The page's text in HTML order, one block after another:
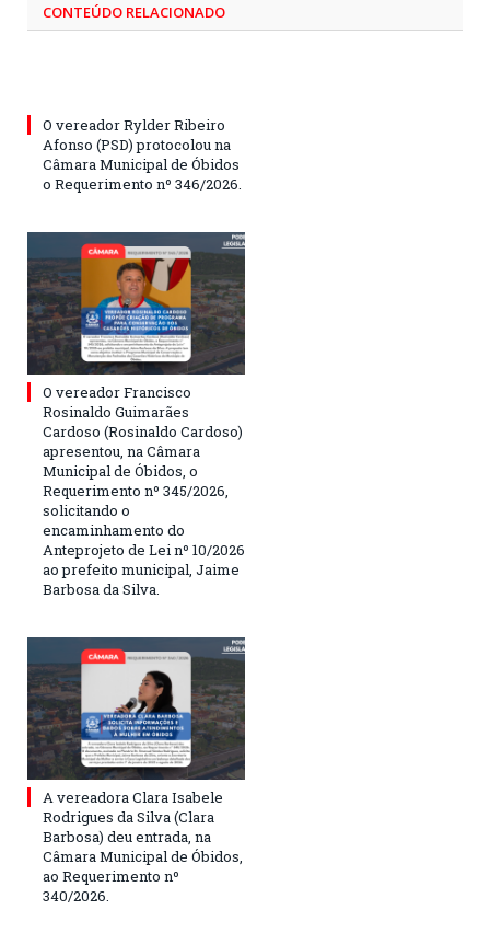
CONTEÚDO RELACIONADO
O vereador Rylder Ribeiro
Afonso (PSD) protocolou na
Câmara Municipal de Óbidos
o Requerimento nº 346/2026.
O vereador Francisco
Rosinaldo Guimarães
Cardoso (Rosinaldo Cardoso)
apresentou, na Câmara
Municipal de Óbidos, o
Requerimento nº 345/2026,
solicitando o
encaminhamento do
Anteprojeto de Lei nº 10/2026
ao prefeito municipal, Jaime
Barbosa da Silva.
A vereadora Clara Isabele
Rodrigues da Silva (Clara
Barbosa) deu entrada, na
Câmara Municipal de Óbidos,
ao Requerimento nº
340/2026.